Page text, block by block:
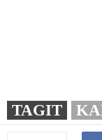
TAGIT